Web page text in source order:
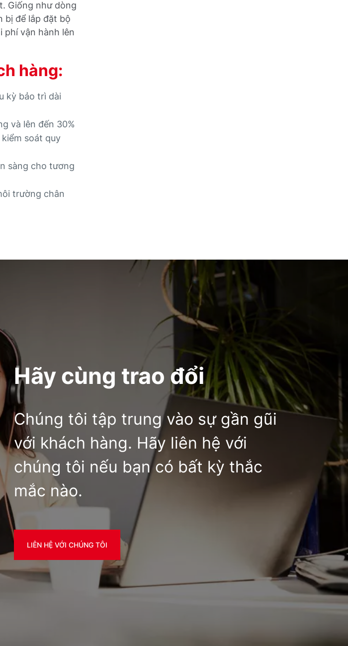
Giống như dòng
bị để lắp đặt bộ
phí vận hành lên
hàng:
kỳ bảo trì dài
và lên đến 30%
soát quy
sàng cho tương
trường chân
Hãy cùng trao đổi
Chúng tôi tập trung vào sự gần gũi
với khách hàng. Hãy liên hệ với
chúng tôi nếu bạn có bất kỳ thắc
mắc nào.
LIÊN HỆ VỚI CHÚNG TÔI